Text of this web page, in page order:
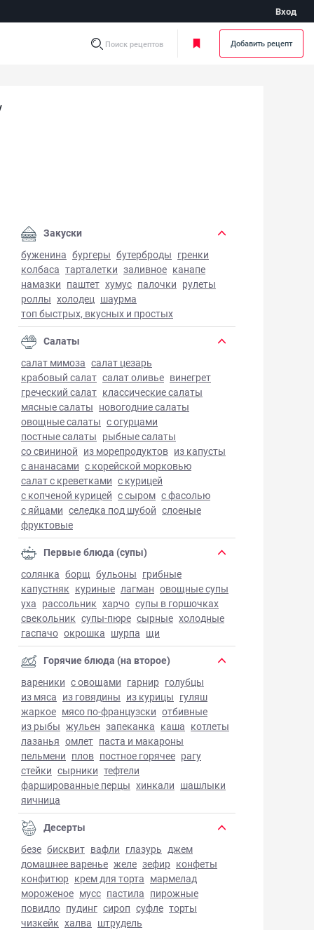
Вход
Поиск рецептов Добавить рецепт
для Тирамису - фото готового блюда
Закуски
буженина бургеры бутерброды гренки
колбаса тарталетки заливное канапе
намазки паштет хумус палочки рулеты
роллы холодец шаурма
топ быстрых, вкусных и простых
Салаты
салат мимоза салат цезарь
крабовый салат салат оливье винегрет
греческий салат классические салаты
мясные салаты новогодние салаты
овощные салаты с огурцами
постные салаты рыбные салаты
со свининой из морепродуктов из капусты
с ананасами с корейской морковью
салат с креветками с курицей
с копченой курицей с сыром с фасолью
с яйцами селедка под шубой слоеные
фруктовые
Первые блюда (супы)
солянка борщ бульоны грибные
капустняк куриные лагман овощные супы
уха рассольник харчо супы в горшочках
свекольник супы-пюре сырные холодные
гаспачо окрошка шурпа щи
Горячие блюда (на второе)
вареники с овощами гарнир голубцы
из мяса из говядины из курицы гуляш
жаркое мясо по-французски отбивные
из рыбы жульен запеканка каша котлеты
лазанья омлет паста и макароны
пельмени плов постное горячее рагу
стейки сырники тефтели
фаршированные перцы хинкали шашлыки
яичница
Десерты
безе бисквит вафли глазурь джем
домашнее варенье желе зефир конфеты
конфитюр крем для торта мармелад
мороженое мусс пастила пирожные
повидло пудинг сироп суфле торты
чизкейк халва штрудель